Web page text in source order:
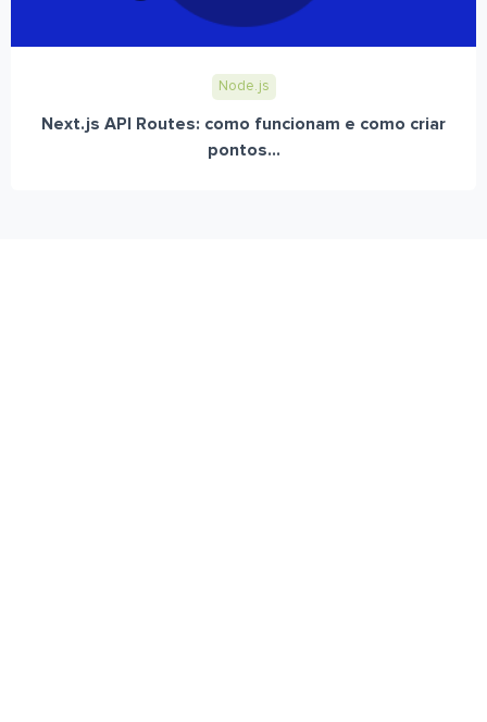
Node.js
Next.js API Routes: como funcionam e como criar
pontos...